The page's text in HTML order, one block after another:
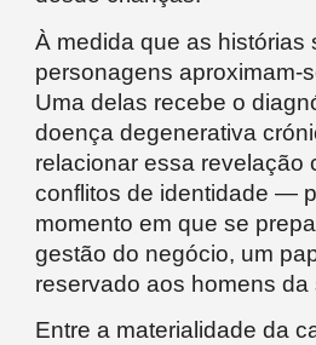
À medida que as histórias
personagens aproximam-
Uma delas recebe o
doença degenerativa
relacionar essa revelação
conflitos de identidade —
momento em que se
gestão do negócio, um
reservado aos homens da
Entre a materialidade da